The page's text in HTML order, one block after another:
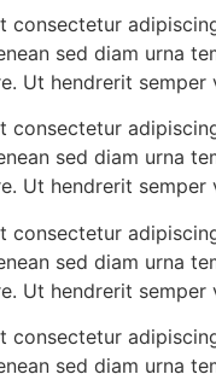
consectetur
sed diam urna
Ut hendrerit
consectetur
sed diam urna
Ut hendrerit
consectetur
sed diam urna
Ut hendrerit
consectetur
sed diam urna